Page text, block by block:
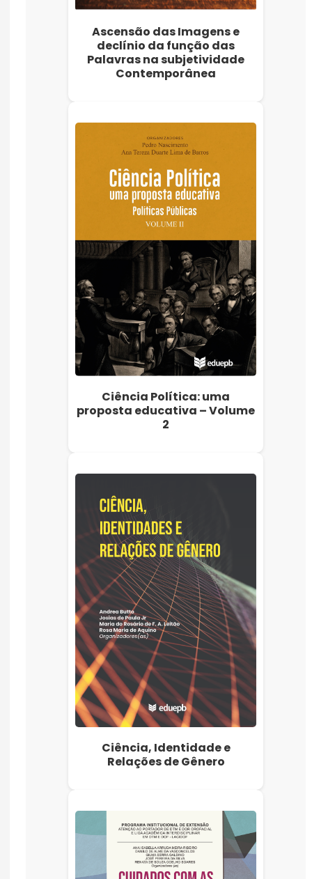
Ascensão das Imagens e
declínio da função das
Palavras na subjetividade
Contemporânea
Ciência Política: uma
proposta educativa – Volume
2
Ciência, Identidade e
Relações de Gênero